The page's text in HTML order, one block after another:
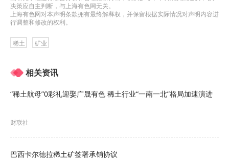
朗普政府描述该项目具有国家安全和经济双重意
司计划将稀土加入其中。
扩大美国融资
日线公司也在考虑在美国上市，以获得美国投资者
决策应自主判断，与上海有色网无关。
上海有色网对本声明条款拥有最终解释权，并保留根据实际情况对声明内容进
行调整和修改的权利。
稀土 矿业
相关资讯
“稀土航母”0彩礼迎娶广晟有色 稀土行业“一南一北”格局加速演进
财联社
巴西卡尔德拉稀土矿签署承销协议